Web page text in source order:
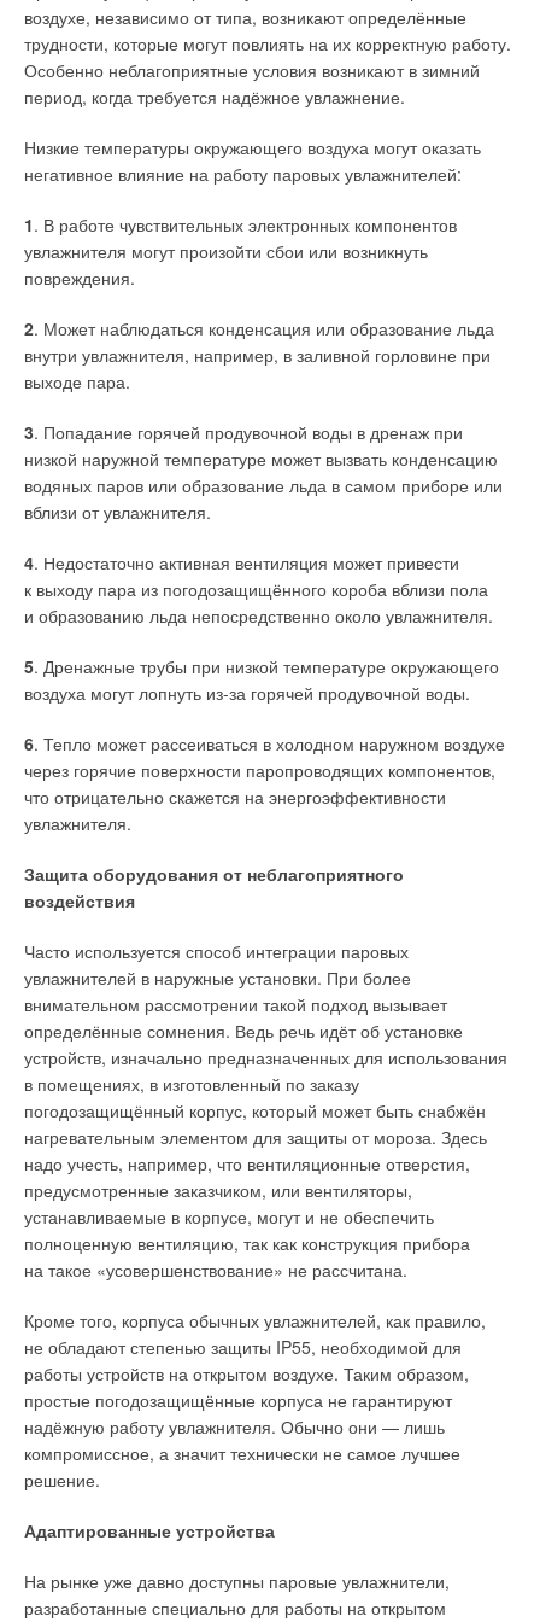
воздухе, независимо от типа, возникают определённые
трудности, которые могут повлиять на их корректную работу.
Особенно неблагоприятные условия возникают в зимний
период, когда требуется надёжное увлажнение.
Низкие температуры окружающего воздуха могут оказать
негативное влияние на работу паровых увлажнителей:
1. В работе чувствительных электронных компонентов
увлажнителя могут произойти сбои или возникнуть
повреждения.
2. Может наблюдаться конденсация или образование льда
внутри увлажнителя, например, в заливной горловине при
выходе пара.
3. Попадание горячей продувочной воды в дренаж при
низкой наружной температуре может вызвать конденсацию
водяных паров или образование льда в самом приборе или
вблизи от увлажнителя.
4. Недостаточно активная вентиляция может привести
к выходу пара из погодозащищённого короба вблизи пола
и образованию льда непосредственно около увлажнителя.
5. Дренажные трубы при низкой температуре окружающего
воздуха могут лопнуть из-за горячей продувочной воды.
6. Тепло может рассеиваться в холодном наружном воздухе
через горячие поверхности паропроводящих компонентов,
что отрицательно скажется на энергоэффективности
увлажнителя.
Защита оборудования от неблагоприятного
воздействия
Часто используется способ интеграции паровых
увлажнителей в наружные установки. При более
внимательном рассмотрении такой подход вызывает
определённые сомнения. Ведь речь идёт об установке
устройств, изначально предназначенных для использования
в помещениях, в изготовленный по заказу
погодозащищённый корпус, который может быть снабжён
нагревательным элементом для защиты от мороза. Здесь
надо учесть, например, что вентиляционные отверстия,
предусмотренные заказчиком, или вентиляторы,
устанавливаемые в корпусе, могут и не обеспечить
полноценную вентиляцию, так как конструкция прибора
на такое «усовершенствование» не рассчитана.
Кроме того, корпуса обычных увлажнителей, как правило,
не обладают степенью защиты IP55, необходимой для
работы устройств на открытом воздухе. Таким образом,
простые погодозащищённые корпуса не гарантируют
надёжную работу увлажнителя. Обычно они — лишь
компромиссное, а значит технически не самое лучшее
решение.
Адаптированные устройства
На рынке уже давно доступны паровые увлажнители,
разработанные специально для работы на открытом
возобновляемой энергии со случайно-детерминированным
характером образования (солнечной, ветровой,
гидроэнергии) при создании энергетических объектов (ГЭС,
ГАЭС, ВЭС, СФЭС) и энергокомплексов (ВЭС — СФЭС —
сетевой и автономной энергетики; создание научно-
технических и электроэнергетических принципов
Федерации, в том числе для арктических условий, на основе
гибридных энергетических комплексов, использующих
традиционные и возобновляемые источники энергии
энергетическим оборудованием, включающим
интеллектуальные системы управления для максимального
использования возобновляемого энергетического ресурса
Большое место в деятельности профессора В. В.
Елистратова занимает научно-просветительская работа по
продвижению идей и технологий «зелёной» энергетики
в условиях глобальных климатических изменений. Он один
из авторов работ «Концепции развития возобновляемых
источников энергии в России», «Концепции развития
ресурсам возобновляемых источников энергии России
и местным видам топлива », «Климатические факторы
энергетические режимы ГЭС в условиях климатических
изменений».
Доктор технических наук, профессор В. В. Елистратов —
35 печатных листов (п.л.). Им изданы учебники и учебные
пособия, в том числе «
возобновляемой энергии», «Режимы работы установок
и энергокомплексов на основе возобновляемых видов
энергии», раздел по ВИЭ в учебном пособии для
диспетчеров Системного оператора Единой энергетической
системы (АО «СО ЕЭС») РФ «Электроэнергетические
системы», учебное пособие на русском и английском
языках «Ресурсы и технологии преобразования
возобновляемых видов энергии» (42,75 п.л.) и многие
другие.
За период научно-педагогической деятельности
профессором В. В. Елистратовым опубликовано более 300
учебно-научных работ по энергетике и строительству, в том
пособий, получено более 20 авторских свидетельств
и патентов РФ. Под его руководством защищено более 15
диссертаций на соискание учёной степени кандидата
технических наук. Является председателем
Диссертационного совета СПбПУ по специальности 2.4.5
«Энергетические системы и комплексы». Профессор В. В.
Елистратов имеет большие международные связи, являлся
на многих международных форумах и конференциях,
выступал с лекциями как приглашённый профессор
в университетах Германии, Финляндии, Китая, Узбекистана,
и пространственной изменчивости;
созданием новых технологий вовлечения возобновляемой
энергии в систему энергообеспечения и сооружение
энергетических объектов;
изучением, оценкой и районированием природного,
потенциала ВИЭ;
разработкой государственной и региональной
и стимулирования ВИЭ для централизованного
и автономного/локального энергоснабжения;
формированием новых принципов ценообразования,
в сфере возобновляемых источников энергии.
Современные тренды развития экономики РФ связаны
с цифровизацией всех этапов жизненного цикла создания
энергетического объекта, особенного такого сложного
и интегрированного в природную среду, как объект
возобновляемой энергетики. Процесс создания таких
сложных сооружений и объектов требует разработки
проектирования, строительства, эксплуатации и управления,
обеспечивающих высокое качество проекта, надёжность
и безопасность эксплуатации, энергетическую
на окружающую среду [1, 2].
СПбПУ — один из старейших ведущих вузов в России.
Основан в 1899 году
В связи с этим принципы подготовки научных, инженерных
и технических кадров для отрасли возобновляемой
энергетики России должны в полной мере отражать
современные тенденции организации образовательного
процесса, разумно сочетать принципы очного
и дистанционного образования подготовки научных,
инженерных и технических кадров.
В Санкт-Петербургском политехническом университете
студентов (бакалавров, магистров, аспирантов) по
направлению проектирования, строительства, эксплуатации
и управления объектами гидроэнергетики и возобновляемой
энергетики, а также проектирования гражданских зданий
с использованием принципов солнечной архитектуры,
энергои водосбережения, высоким классом
энергоэффективности и внедрением установок ВИЭ. При
с работодателями и выполнению научно-исследовательских
и лабораторной базы Научно-образовательного центра
«Энергоустановки на основе возобновляемых видов